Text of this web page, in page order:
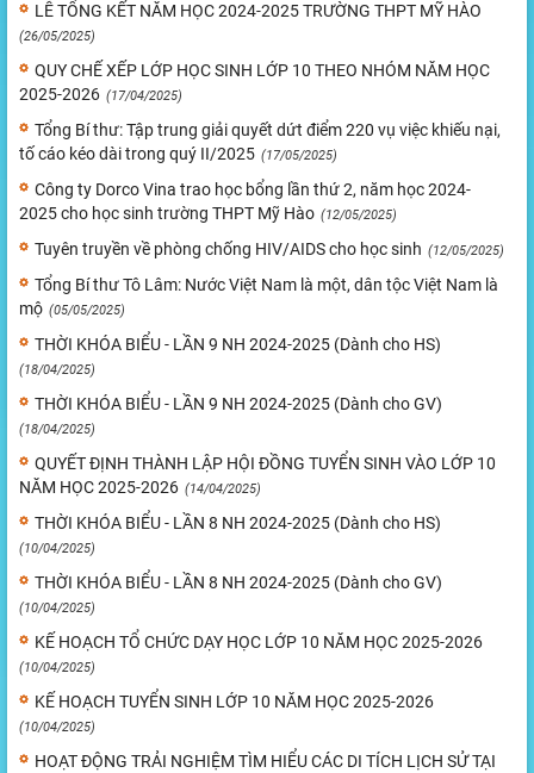
LỄ TỔNG KẾT NĂM HỌC 2024-2025 TRƯỜNG THPT MỸ HÀO
(26/05/2025)
QUY CHẾ XẾP LỚP HỌC SINH LỚP 10 THEO NHÓM NĂM HỌC
2025-2026 (17/04/2025)
Tổng Bí thư: Tập trung giải quyết dứt điểm 220 vụ việc khiếu nại,
tố cáo kéo dài trong quý II/2025 (17/05/2025)
Công ty Dorco Vina trao học bổng lần thứ 2, năm học 2024-
2025 cho học sinh trường THPT Mỹ Hào (12/05/2025)
Tuyên truyền về phòng chống HIV/AIDS cho học sinh (12/05/2025)
Tổng Bí thư Tô Lâm: Nước Việt Nam là một, dân tộc Việt Nam là
mộ (05/05/2025)
THỜI KHÓA BIỂU - LẦN 9 NH 2024-2025 (Dành cho HS)
(18/04/2025)
THỜI KHÓA BIỂU - LẦN 9 NH 2024-2025 (Dành cho GV)
(18/04/2025)
QUYẾT ĐỊNH THÀNH LẬP HỘI ĐỒNG TUYỂN SINH VÀO LỚP 10
NĂM HỌC 2025-2026 (14/04/2025)
THỜI KHÓA BIỂU - LẦN 8 NH 2024-2025 (Dành cho HS)
(10/04/2025)
THỜI KHÓA BIỂU - LẦN 8 NH 2024-2025 (Dành cho GV)
(10/04/2025)
KẾ HOẠCH TỔ CHỨC DẠY HỌC LỚP 10 NĂM HỌC 2025-2026
(10/04/2025)
KẾ HOẠCH TUYỂN SINH LỚP 10 NĂM HỌC 2025-2026
(10/04/2025)
HOẠT ĐỘNG TRẢI NGHIỆM TÌM HIỂU CÁC DI TÍCH LỊCH SỬ TẠI